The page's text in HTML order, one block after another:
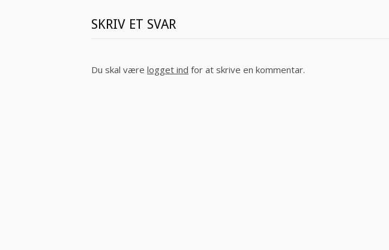
SKRIV ET SVAR
Du skal være logget ind for at skrive en kommentar.